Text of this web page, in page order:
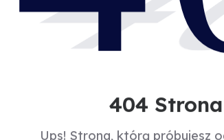
404
Ups! Strona, którą próbujesz